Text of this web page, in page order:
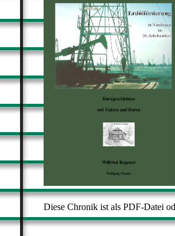
Diese Chronik ist als PDF-Datei